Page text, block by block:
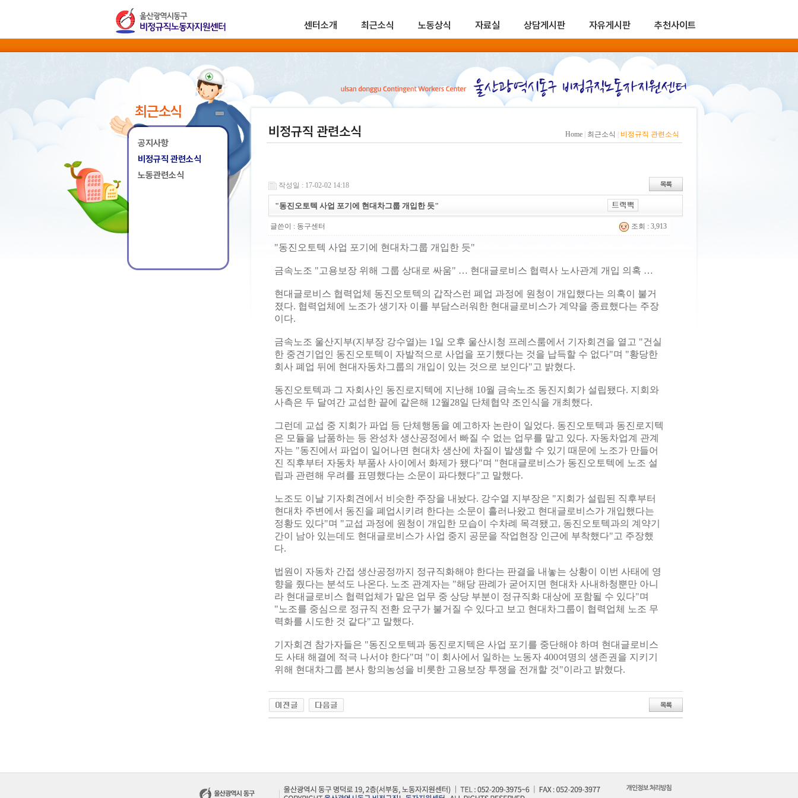
센터소개 최근소식 노동상식 자료실 상담게시판 자유게시판 추천사이트
최근소식
공지사항
비정규직 관련소식
노동관련소식
비정규직 관련소식 Home 최근소식 비정규직 관련소식
작성일 : 17-02-02 14:18
"동진오토텍 사업 포기에 현대차그룹 개입한 듯"
글쓴이 : 동구센터 조회 : 3,913
"동진오토텍 사업 포기에 현대차그룹 개입한 듯"
금속노조 "고용보장 위해 그룹 상대로 싸움" … 현대글로비스 협력사 노사관계 개입 의혹 …
현대글로비스 협력업체 동진오토텍의 갑작스런 폐업 과정에 원청이 개입했다는 의혹이 불거
졌다. 협력업체에 노조가 생기자 이를 부담스러워한 현대글로비스가 계약을 종료했다는 주장
이다.
금속노조 울산지부(지부장 강수열)는 1일 오후 울산시청 프레스룸에서 기자회견을 열고 "건실
한 중견기업인 동진오토텍이 자발적으로 사업을 포기했다는 것을 납득할 수 없다"며 "황당한
회사 폐업 뒤에 현대자동차그룹의 개입이 있는 것으로 보인다"고 밝혔다.
동진오토텍과 그 자회사인 동진로지텍에 지난해 10월 금속노조 동진지회가 설립됐다. 지회와
사측은 두 달여간 교섭한 끝에 같은해 12월28일 단체협약 조인식을 개최했다.
그런데 교섭 중 지회가 파업 등 단체행동을 예고하자 논란이 일었다. 동진오토텍과 동진로지텍
은 모듈을 납품하는 등 완성차 생산공정에서 빠질 수 없는 업무를 맡고 있다. 자동차업계 관계
자는 "동진에서 파업이 일어나면 현대차 생산에 차질이 발생할 수 있기 때문에 노조가 만들어
진 직후부터 자동차 부품사 사이에서 화제가 됐다"며 "현대글로비스가 동진오토텍에 노조 설
립과 관련해 우려를 표명했다는 소문이 파다했다"고 말했다.
노조도 이날 기자회견에서 비슷한 주장을 내놨다. 강수열 지부장은 "지회가 설립된 직후부터
현대차 주변에서 동진을 폐업시키려 한다는 소문이 흘러나왔고 현대글로비스가 개입했다는
정황도 있다"며 "교섭 과정에 원청이 개입한 모습이 수차례 목격됐고, 동진오토텍과의 계약기
간이 남아 있는데도 현대글로비스가 사업 중지 공문을 작업현장 인근에 부착했다"고 주장했
다.
법원이 자동차 간접 생산공정까지 정규직화해야 한다는 판결을 내놓는 상황이 이번 사태에 영
향을 줬다는 분석도 나온다. 노조 관계자는 "해당 판례가 굳어지면 현대차 사내하청뿐만 아니
라 현대글로비스 협력업체가 맡은 업무 중 상당 부분이 정규직화 대상에 포함될 수 있다"며
"노조를 중심으로 정규직 전환 요구가 불거질 수 있다고 보고 현대차그룹이 협력업체 노조 무
력화를 시도한 것 같다"고 말했다.
기자회견 참가자들은 "동진오토텍과 동진로지텍은 사업 포기를 중단해야 하며 현대글로비스
도 사태 해결에 적극 나서야 한다"며 "이 회사에서 일하는 노동자 400여명의 생존권을 지키기
위해 현대차그룹 본사 항의농성을 비롯한 고용보장 투쟁을 전개할 것"이라고 밝혔다.